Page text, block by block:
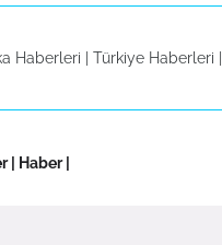
Haberleri |Türkiye Haberleri |
| Haber|